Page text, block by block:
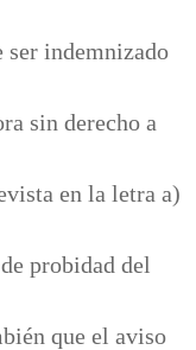
ser indemnizado
sin derecho a
en la letra a)
probidad del
que el aviso